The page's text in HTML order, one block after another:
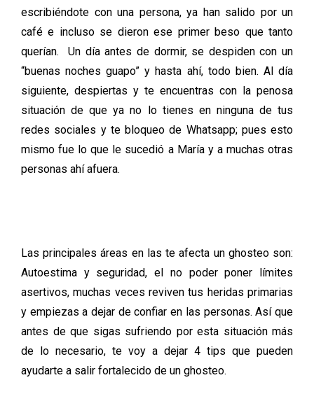
escribiéndote con una persona, ya han salido por un
café e incluso se dieron ese primer beso que tanto
querían. Un día antes de dormir, se despiden con un
“buenas noches guapo” y hasta ahí, todo bien. Al día
siguiente, despiertas y te encuentras con la penosa
situación de que ya no lo tienes en ninguna de tus
redes sociales y te bloqueo de Whatsapp; pues esto
mismo fue lo que le sucedió a María y a muchas otras
personas ahí afuera.
Las principales áreas en las te afecta un ghosteo son:
Autoestima y seguridad, el no poder poner límites
asertivos, muchas veces reviven tus heridas primarias
y empiezas a dejar de confiar en las personas. Así que
antes de que sigas sufriendo por esta situación más
de lo necesario, te voy a dejar 4 tips que pueden
ayudarte a salir fortalecido de un ghosteo.